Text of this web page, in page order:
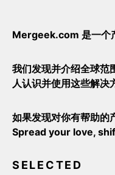
Mergeek.com 是一个
我们发现并介绍全球范
人认识并使用这些解决
如果发现对你有帮助的
Spread your love,
SELECTED